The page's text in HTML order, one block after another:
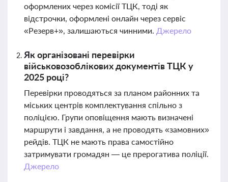
оформлених через комісії ТЦК, тоді як
відстрочки, оформлені онлайн через сервіс
«Резерв+», залишаються чинними. Джерело
Як організовані перевірки
військовозоблікових документів ТЦК у
2025 році?
Перевірки проводяться за планом районних та
міських центрів комплектування спільно з
поліцією. Групи оповіщення мають визначені
маршрути і завдання, а не проводять «замовних»
рейдів. ТЦК не мають права самостійно
затримувати громадян — це прерогатива поліції.
Джерело